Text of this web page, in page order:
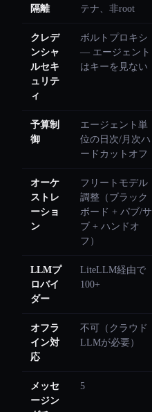
隔離
テナ、非root
クレデ
ンシャ
ルセキ
ュリテ
ィ
ボルトプロキシ
— エージェント
はキーを見ない
予算制
御
エージェント単
位の日次/月次ハ
ードカットオフ
オーケ
ストレ
ーショ
ン
フリートモデル
調整（ブラック
ボード + パブ/サ
ブ + ハンドオ
フ）
LLMプ
ロバイ
ダー
LiteLLM経由で
100+
オフラ
イン対
応
不可（クラウド
LLMが必要）
メッセ
ージン
5